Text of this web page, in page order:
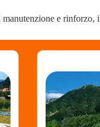
e rinforzo,